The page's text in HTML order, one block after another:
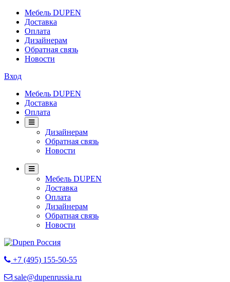
Мебель DUPEN
Доставка
Оплата
Дизайнерам
Обратная связь
Новости
Вход
Мебель DUPEN
Доставка
Оплата
Дизайнерам
Обратная связь
Новости
Мебель DUPEN
Доставка
Оплата
Дизайнерам
Обратная связь
Новости
+7 (495) 155-50-55
sale@dupenrussia.ru